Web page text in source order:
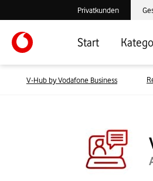
Verlassen der V-Hub
Privatkunden
Start
V-Hub by Vodafone Business